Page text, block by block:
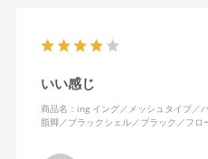
いい感じ
商品名：ing イング／メッシュタイプ／
脂脚／ブラックシェル／ブラック／フロ